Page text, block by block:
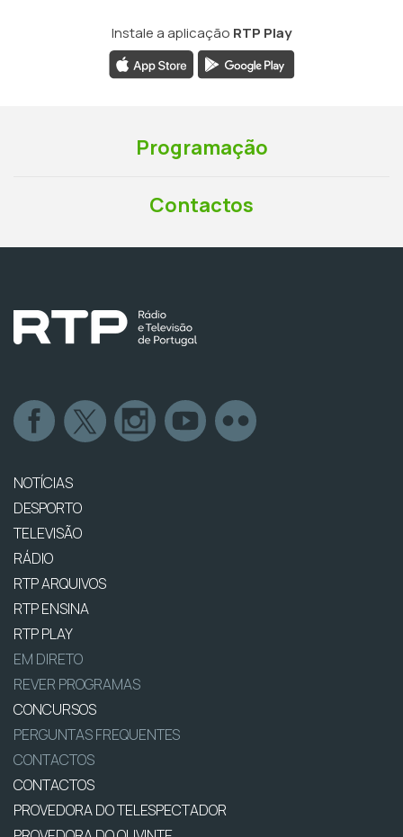
Instale a aplicação RTP Play
Programação
Contactos
NOTÍCIAS
DESPORTO
TELEVISÃO
RÁDIO
RTP ARQUIVOS
RTP ENSINA
RTP PLAY
EM DIRETO
REVER PROGRAMAS
CONCURSOS
PERGUNTAS FREQUENTES
CONTACTOS
CONTACTOS
PROVEDORA DO TELESPECTADOR